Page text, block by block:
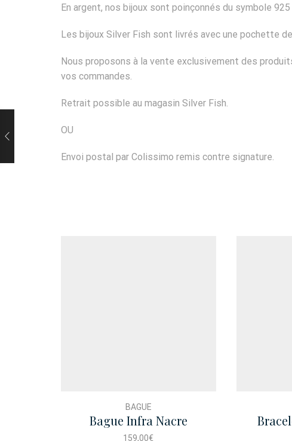
En argent, nos bijoux sont poinçonnés du symbole
Les bijoux Silver Fish sont livrés avec une pochette
Nous proposons à la vente exclusivement des
vos commandes.
Retrait possible au magasin Silver Fish.
OU
Envoi postal par Colissimo remis contre signature.
BAGUE
Bague Infra Nacre
159,00€